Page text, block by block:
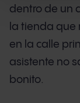
dentro de un
la tienda que
en la calle
asistente no
bonito.